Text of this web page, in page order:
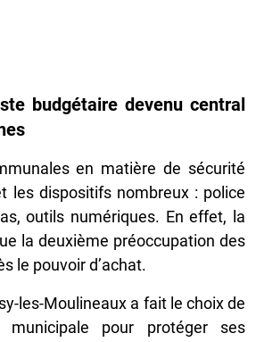
budgétaire devenu central
en matière de sécurité
les dispositifs nombreux : police
outils numériques. En effet, la
la deuxième préoccupation des
le pouvoir d’achat.
les-Moulineaux a fait le choix de
pour protéger ses